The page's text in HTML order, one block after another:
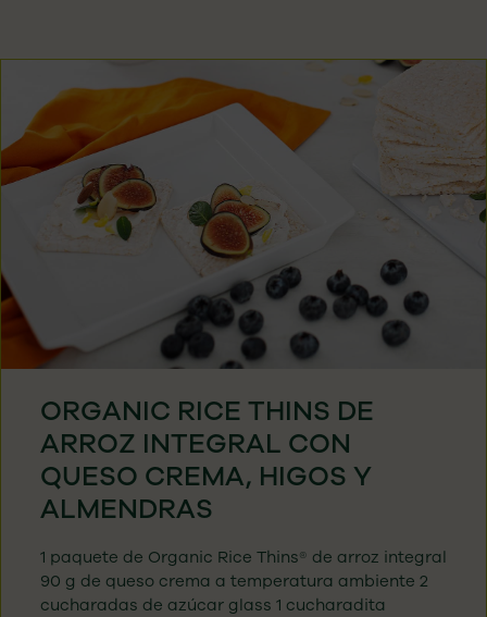
ORGANIC RICE THINS DE
ARROZ INTEGRAL CON
QUESO CREMA, HIGOS Y
ALMENDRAS
1 paquete de Organic Rice Thins® de arroz integral
90 g de queso crema a temperatura ambiente 2
cucharadas de azúcar glass 1 cucharadita